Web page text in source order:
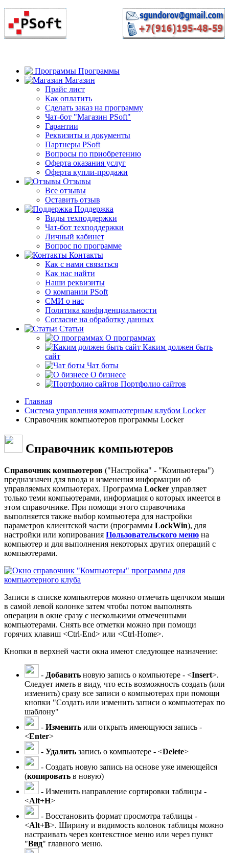
Программы
Магазин
Прайс лист
Как оплатить
Сделать заказ на программу
Чат-бот "Магазин PSoft"
Гарантии
Реквизиты и документы
Партнеры PSoft
Вопросы по приобретению
Оферта оказания услуг
Оферта купли-продажи
Отзывы
Все отзывы
Оставить отзыв
Поддержка
Виды техподдержки
Чат-бот техподдержки
Личный кабинет
Вопрос по программе
Контакты
Как с нами связаться
Как нас найти
Наши реквизиты
О компании PSoft
СМИ о нас
Политика конфиденциальности
Согласие на обработку данных
Статьи
О программах
Каким должен быть
сайт
Чат боты
О бизнесе
Портфолио сайтов
Главная
Система управления компьютерным клубом Locker
Справочник компьютеров программы Locker
Справочник компьютеров
Справочник компьютеров ("Настройка" - "Компьютеры")
предназначен для ввода и изменения информации об
управляемых компьютерах. Программа Locker управляет
только теми компьютерами, информация о которых имеется в
этом справочнике. При помощи этого справочника
выполняется также выбор компьютера для настройки
параметров клиентской части (программы LockWin), для
настройки или копирования Пользовательского меню на
компьютер и для выполнения некоторых других операций с
компьютерами.
Записи в списке компьютеров можно отмечать щелчком мыши
в самой левой колонке затем чтобы потом выполнять
операции в окне сразу с несколькими отмеченными
компьютерами. Снять все отметки можно при помощи
горячих клавиш <Ctrl-End> или <Ctrl-Home>.
Кнопки в верхней части окна имеют следующее назначение:
- Добавить новую запись о компьютере - <Insert>.
Следует иметь в виду, что есть возможность создать (или
изменить) сразу все записи о компьютерах при помощи
кнопки "Создать или изменить записи о компьютерах по
шаблону"
- Изменить или открыть имеющуюся запись -
<Enter>
- Удалить запись о компьютере - <Delete>
- Создать новую запись на основе уже имеющейся
(копировать в новую)
- Изменить направление сортировки таблицы -
<Alt+Н>
- Восстановить формат просмотра таблицы -
<Alt+В>. Ширину и видимость колонок таблицы можно
настраивать через контекстное меню или через пункт
"Вид" главного меню.